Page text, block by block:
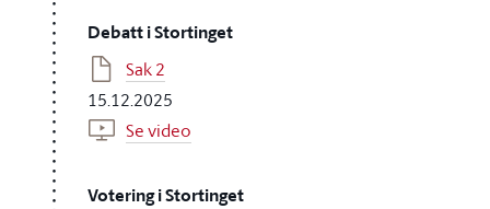
Debatt i Stortinget
Sak 2
15.12.2025
Se video
Votering i Stortinget